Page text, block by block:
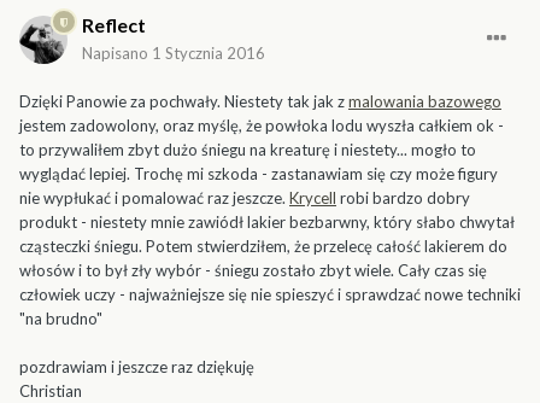
Reflect
Napisano 1 Stycznia 2016
Dzięki Panowie za pochwały. Niestety tak jak zmalowania bazowego
jestem zadowolony, oraz myślę, że powłoka lodu wyszła całkiem ok -
to przywaliłem zbyt dużo śniegu na kreaturę i niestety... mogło to
wyglądać lepiej. Trochę mi szkoda - zastanawiam się czy może figury
nie wypłukać i pomalować raz jeszcze. Krycell robi bardzo dobry
produkt - niestety mnie zawiódł lakier bezbarwny, który słabo chwytał
cząsteczki śniegu. Potem stwierdziłem, że przelecę całość lakierem do
włosów i to był zły wybór - śniegu zostało zbyt wiele. Cały czas się
człowiek uczy - najważniejsze się nie spieszyć i sprawdzać nowe techniki
"na brudno"
pozdrawiam i jeszcze raz dziękuję
Christian